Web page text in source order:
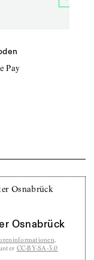
Osnabrück
,
CC-BY-SA-3.0